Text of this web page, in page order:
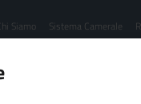
Siamo Sistema Camerale